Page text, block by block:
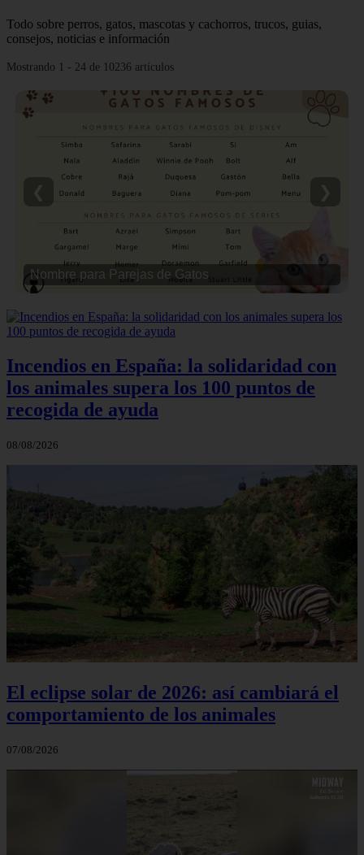
Todo sobre perros, gatos, mascotas y cachorros, trucos, guias,
consejos, noticias e información
Mostrando 1 - 24 de 10236 artículos
Nombre para Parejas de Gatos
❮ ❯
Incendios en España: la solidaridad con
los animales supera los 100 puntos de
recogida de ayuda
08/08/2026
El eclipse solar de 2026: así cambiará el
comportamiento de los animales
07/08/2026